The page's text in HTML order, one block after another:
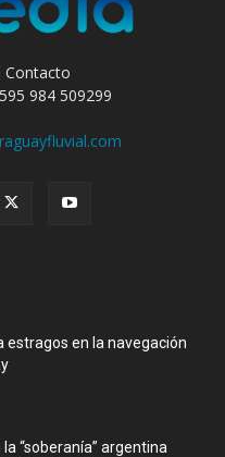
Contacto
984 509299
estragos en la navegación
“soberanía” argentina